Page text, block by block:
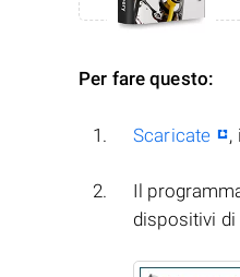
Per fare questo:
Scaricate ,
Il
dispositivi